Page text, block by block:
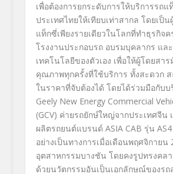
เพื่อต้องการยกระดับการให้บริการรถแ
ประเทศไทยให้เทียบเท่าสากล โดยเป็
แท็กซี่เพียงรายเดียวในโลกที่ทำธุรกิจ
โรงงานประกอบรถ อบรมบุคลากร แ
เทคโนโลยีของตัวเอง เพื่อให้ผู้โดยสา
คุณภาพทุกครั้งที่ใช้บริการ ทั้งสะดวก
ในราคาที่จับต้องได้ โดยได้ร่วมมือกับ
Geely New Energy Commercial
(GCV) ค่ายรถยักษ์ใหญ่จากประเทศจีน
ผลิตรถยนต์แบรนด์ ASIA CAB รุ่น AS
อย่างเป็นทางการเมื่อเดือนพฤศจิกายน
อุตสาหกรรมบางชัน โดยคงรูปทรงคล
ด้วยนวัตกรรมอันเป็นเอกลักษณ์ของร